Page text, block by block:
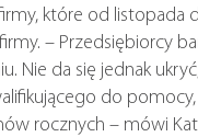
które od listopada
– Przedsiębiorcy
Nie da się jednak
do
rocznych – mówi